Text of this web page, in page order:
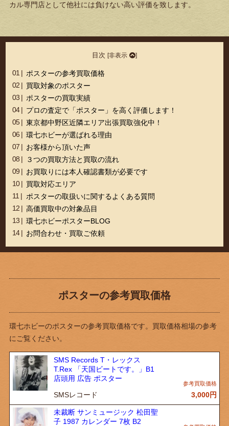
カル専門店として他社には負けない高い評価を致します。
目次 [非表示 ]
ポスターの参考買取価格
買取対象のポスター
ポスターの買取実績
プロの査定で「ポスター」を高く評価します！
東京都中野区近隣エリア出張買取強化中！
環七ホビーが選ばれる理由
お客様から頂いた声
３つの買取方法と買取の流れ
お買取りには本人確認書類が必要です
買取対応エリア
ポスターの取扱いに関するよくある質問
高価買取中の対象品目
環七ホビーポスターBLOG
お問合わせ・買取ご依頼
ポスターの参考買取価格
環七ホビーのポスターの参考買取価格です。買取価格相場の参考
にご覧ください。
SMS Records T・レックス
T.Rex 「天国ビートです。」B1
店頭用 広告 ポスター
SMSレコード 3,000円
未裁断 サンミュージック 松田聖
子 1987 カレンダー 7枚 B2